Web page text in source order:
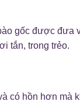
gốc được
tắn, trong trẻo.
có hồn hơn mà